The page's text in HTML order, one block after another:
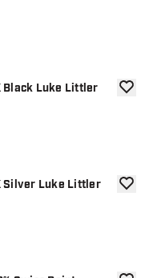
öffnen
Black Luke Littler
öffnen
Zur
Silver Luke Littler
öffnen
Zur